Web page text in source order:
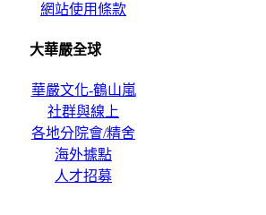
網站使用條款
大華嚴全球
華嚴文化-鶴山嵐
社群與線上
各地分院會/精舍
海外據點
人才招募